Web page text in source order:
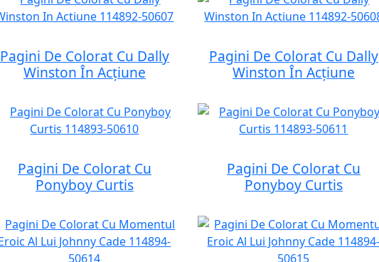
Pagini De Colorat Cu Dally
Winston În Acțiune
Pagini De Colorat Cu Dally
Winston În Acțiune
Pagini De Colorat Cu
Ponyboy Curtis
Pagini De Colorat Cu
Ponyboy Curtis